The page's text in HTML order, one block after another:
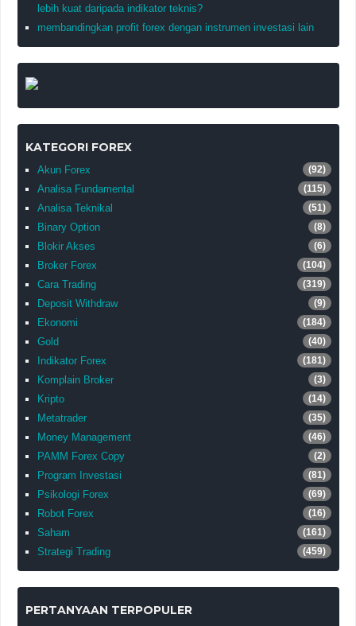
lebih kuat daripada indikator teknis?
membandingkan profit forex dengan instrumen investasi lain
KATEGORI FOREX
Akun Forex (92)
Analisa Fundamental (115)
Analisa Teknikal (51)
Binary Option (8)
Blokir Akses (6)
Broker Forex (104)
Cara Trading (319)
Deposit Withdraw (9)
Ekonomi (184)
Gold (40)
Indikator Forex (181)
Komplain Broker (3)
Kripto (14)
Metatrader (35)
Money Management (46)
PAMM Forex Copy (2)
Program Investasi (81)
Psikologi Forex (69)
Robot Forex (16)
Saham (161)
Strategi Trading (459)
PERTANYAAN TERPOPULER